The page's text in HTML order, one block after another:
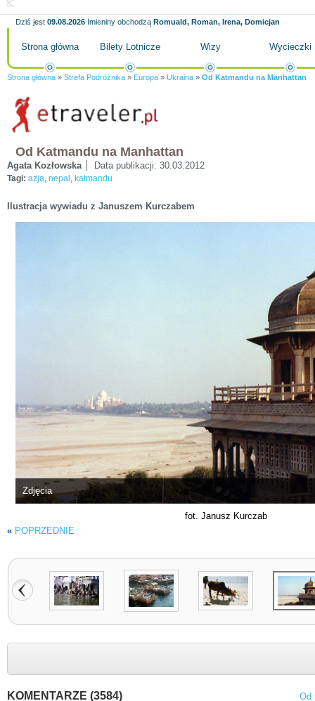
Dziś jest 09.08.2026 Imieniny obchodzą Romuald, Roman, Irena, Domicjan
Strona główna Bilety Lotnicze Wizy Wycieczki
Strona główna » Strefa Podróżnika » Europa » Ukraina » Od Katmandu na Manhattan
Od Katmandu na Manhattan
Agata Kozłowska Data publikacji: 30.03.2012
Tagi: azja, nepal , katmandu
Ilustracja wywiadu z Januszem Kurczabem
Zdjęcia
fot. Janusz Kurczab
« POPRZEDNIE
KOMENTARZE (3584) Od